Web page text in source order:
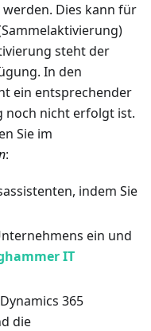
werden. Dies kann für
steht der
In den
ein entsprechender
noch nicht erfolgt ist.
Sie im
:
indem Sie
ein und
IT
365
die